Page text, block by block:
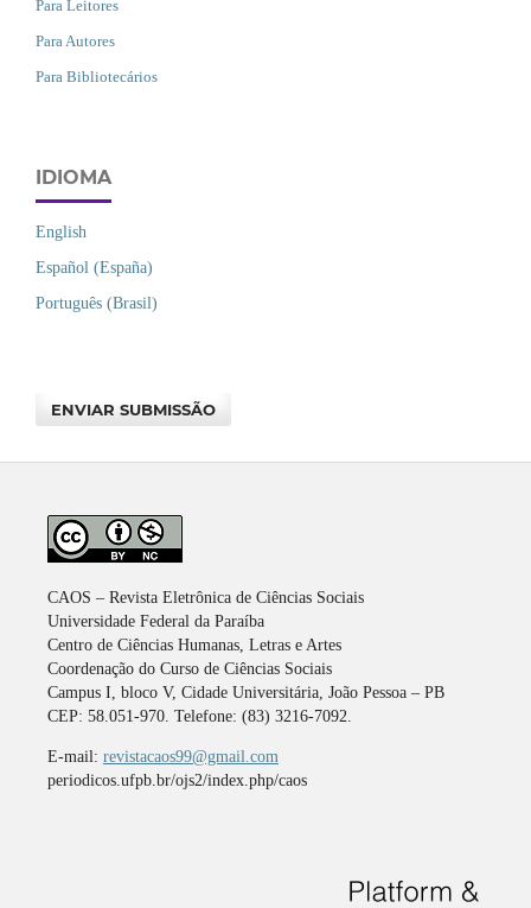
Para Leitores
Para Autores
Para Bibliotecários
IDIOMA
English
Español (España)
Português (Brasil)
ENVIAR SUBMISSÃO
CAOS – Revista Eletrônica de Ciências Sociais
Universidade Federal da Paraíba
Centro de Ciências Humanas, Letras e Artes
Coordenação do Curso de Ciências Sociais
Campus I, bloco V, Cidade Universitária, João Pessoa – PB
CEP: 58.051-970. Telefone: (83) 3216-7092.
E-mail: revistacaos99@gmail.com
periodicos.ufpb.br/ojs2/index.php/caos